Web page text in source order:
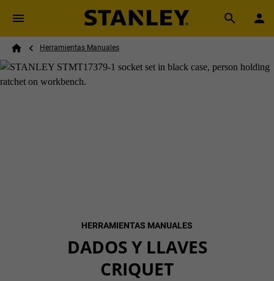
Skip to main content
Search
Breadcrumb
Herramientas Manuales
HERRAMIENTAS MANUALES
DADOS Y LLAVES
CRIQUET